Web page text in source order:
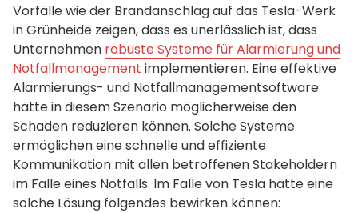
Vorfälle wie der Brandanschlag auf das Tesla-Werk
in Grünheide zeigen, dass es unerlässlich ist, dass
Unternehmen robuste Systeme für Alarmierung und
Notfallmanagement implementieren. Eine effektive
Alarmierungs- und Notfallmanagementsoftware
hätte in diesem Szenario möglicherweise den
Schaden reduzieren können. Solche Systeme
ermöglichen eine schnelle und effiziente
Kommunikation mit allen betroffenen Stakeholdern
im Falle eines Notfalls. Im Falle von Tesla hätte eine
solche Lösung folgendes bewirken können: